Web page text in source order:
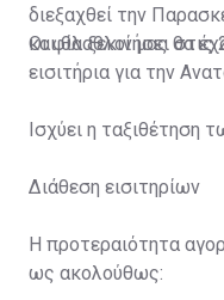
διεξαχθεί την
και θα ξεκινήσει στις
Οι φίλαθλοί μας θα
εισιτήρια για την
Ισχύει η ταξιθέτηση
Διάθεση εισιτηρίων
Η προτεραιότητα
ως ακολούθως: